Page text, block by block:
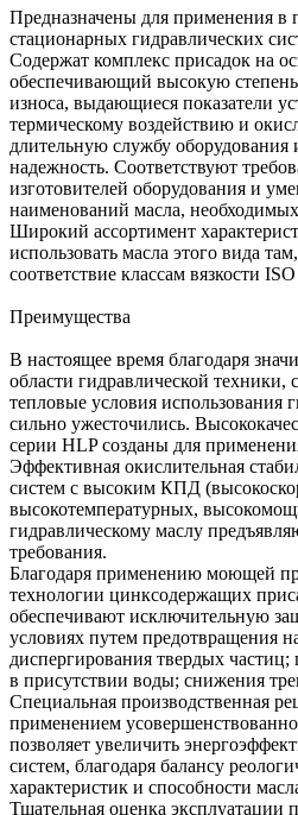
Предназначены для применения в
стационарных гидравлических
Содержат комплекс присадок на
обеспечивающий высокую
износа, выдающиеся показатели
термическому воздействию и
длительную службу
надежность. Соответствуют
изготовителей оборудования и
наименований масла,
Широкий ассортимент
использовать масла этого вида
соответствие классам вязкости
Преимущества
В настоящее время благодаря
области гидравлической техники,
тепловые условия использования
сильно ужесточились.
серии HLP созданы для
Эффективная окислительная
систем с высоким КПД
высокотемпературных,
гидравлическому маслу
требования.
Благодаря применению моющей
технологии цинксодержащих
обеспечивают исключительную
условиях путем предотвращения
диспергирования твердых
в присутствии воды; снижения
Специальная производственная
применением
позволяет увеличить
систем, благодаря балансу
характеристик и способности
Тщательная оценка эксплуатации